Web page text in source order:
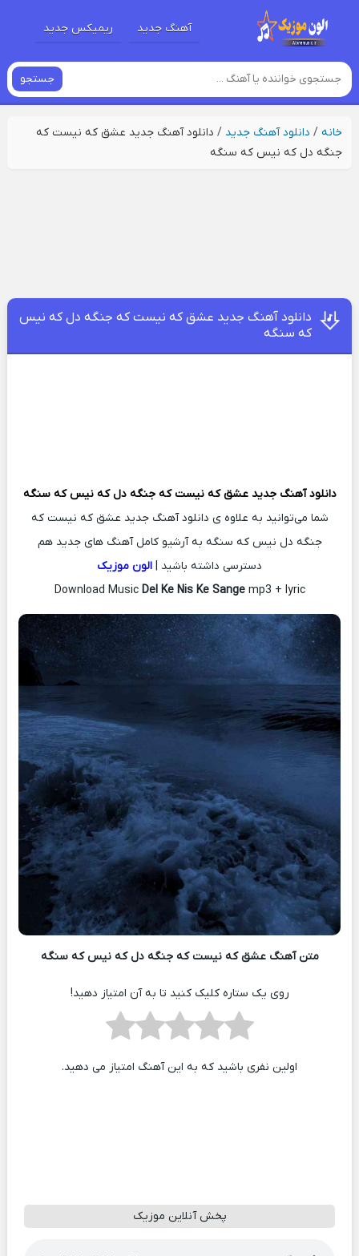
آهنگ جدید ریمیکس جدید
جستجو
خانه/ دانلود آهنگ جدید / دانلود آهنگ جدید عشق که نیست که
جنگه دل که نیس که سنگه
دانلود آهنگ جدید عشق که نیست که جنگه دل که نیس
که سنگه
دانلود آهنگ جدید عشق که نیست که جنگه دل که نیس که سنگه
شما می‌توانید به علاوه ی دانلود آهنگ جدید عشق که نیست که
جنگه دل نیس که سنگه به آرشیو کامل آهنگ های جدید هم
دسترسی داشته باشید | الون موزیک
Download Music Del Ke Nis Ke Sange mp3 + lyric
متن آهنگ عشق که نیست که جنگه دل که نیس که سنگه
روی یک ستاره کلیک کنید تا به آن امتیاز دهید!
اولین نفری باشید که به این آهنگ امتیاز می دهید.
پخش آنلاین موزیک